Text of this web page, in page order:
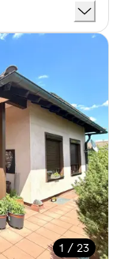
1 / 23